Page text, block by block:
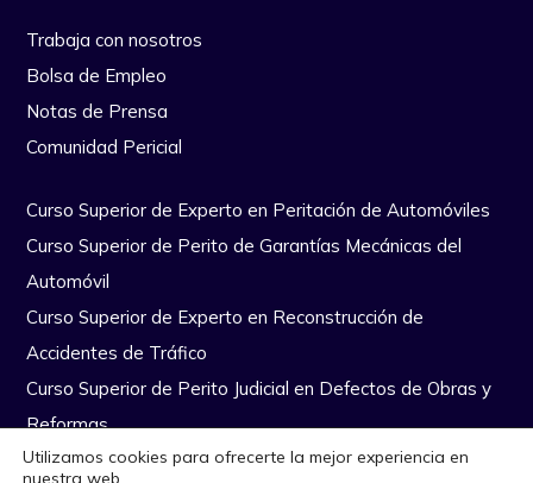
Trabaja con nosotros
Bolsa de Empleo
Notas de Prensa
Comunidad Pericial
Curso Superior de Experto en Peritación de Automóviles
Curso Superior de Perito de Garantías Mecánicas del
Automóvil
Curso Superior de Experto en Reconstrucción de
Accidentes de Tráfico
Curso Superior de Perito Judicial en Defectos de Obras y
Reformas
Utilizamos cookies para ofrecerte la mejor experiencia en
nuestra web.